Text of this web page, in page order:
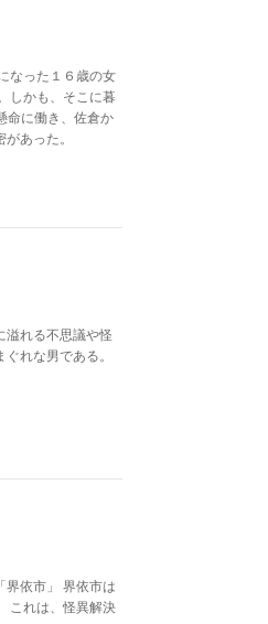
なった１６歳の女
しかも、そこに暮
命に働き、佐倉か
あった。
溢れる不思議や怪
れな男である。
界依市」 界依市は
これは、怪異解決